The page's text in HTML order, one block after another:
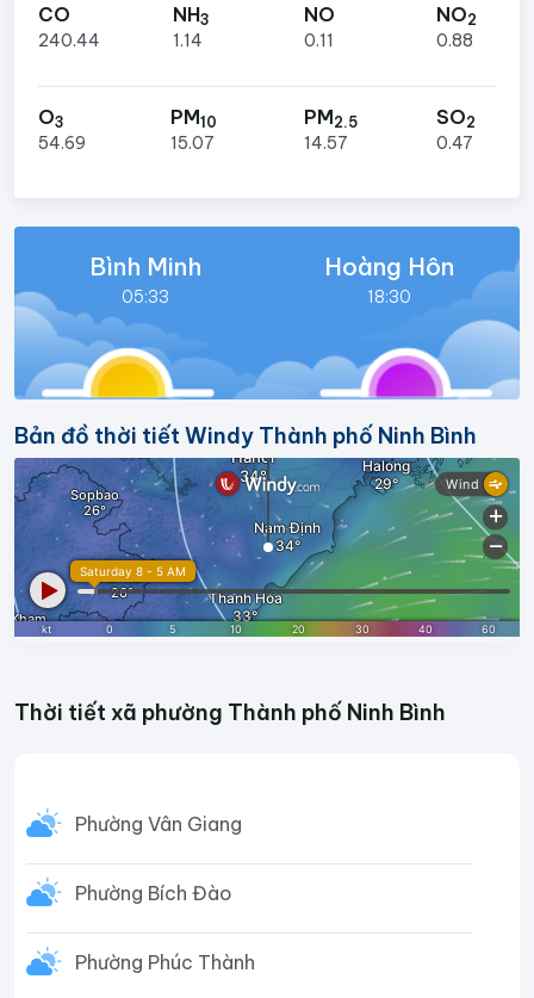
CO
240.44
NH3
1.14
NO
0.11
NO2
0.88
O3
54.69
PM10
15.07
PM2.5
14.57
SO2
0.47
Bình Minh
05:33
Hoàng Hôn
18:30
Bản đồ thời tiết Windy Thành phố Ninh Bình
Thời tiết xã phường Thành phố Ninh Bình
Phường Vân Giang
Phường Bích Đào
Phường Phúc Thành